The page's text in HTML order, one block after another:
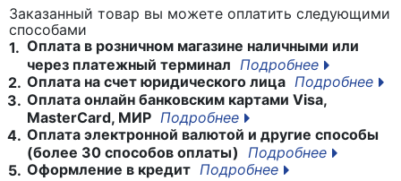
Заказанный товар вы можете оплатить следующими
способами
1. Оплата в розничном магазине наличными или
через платежный терминал Подробнее
2. Оплата на счет юридического лица Подробнее
3. Оплата онлайн банковским картами Visa,
MasterCard, МИР Подробнее
4. Оплата электронной валютой и другие способы
(более 30 способов оплаты)
Подробнее
5. Оформление в кредит Подробнее